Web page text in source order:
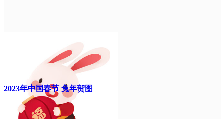
2023年中国春节 兔年贺图